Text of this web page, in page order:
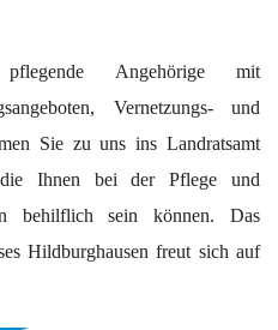
pflegende Angehörige mit
Vernetzungs- und
Sie zu uns ins Landratsamt
Ihnen bei der Pflege und
behilflich sein können. Das
Hildburghausen freut sich auf